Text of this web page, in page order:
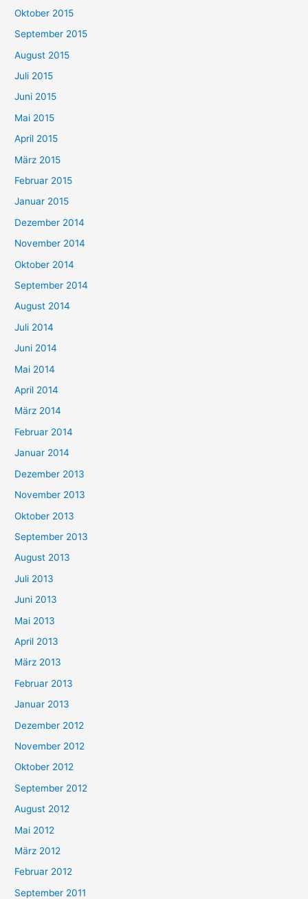
Oktober 2015
September 2015
August 2015
Juli 2015
Juni 2015
Mai 2015
April 2015
März 2015
Februar 2015
Januar 2015
Dezember 2014
November 2014
Oktober 2014
September 2014
August 2014
Juli 2014
Juni 2014
Mai 2014
April 2014
März 2014
Februar 2014
Januar 2014
Dezember 2013
November 2013
Oktober 2013
September 2013
August 2013
Juli 2013
Juni 2013
Mai 2013
April 2013
März 2013
Februar 2013
Januar 2013
Dezember 2012
November 2012
Oktober 2012
September 2012
August 2012
Mai 2012
März 2012
Februar 2012
September 2011